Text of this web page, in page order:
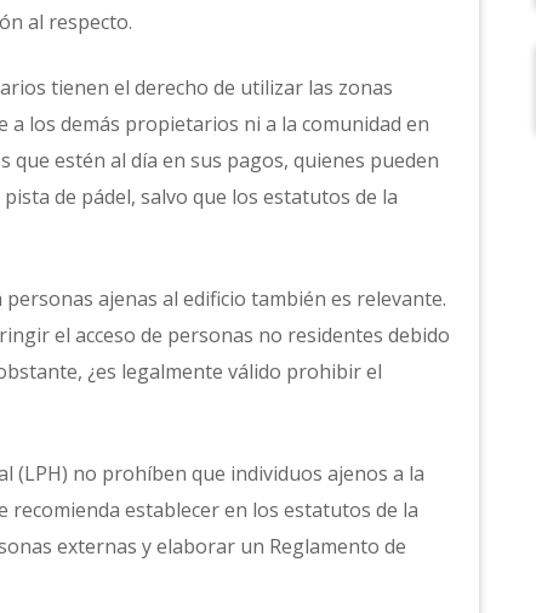
al respecto.
tienen el derecho de utilizar las zonas
los demás propietarios ni a la comunidad en
estén al día en sus pagos, quienes pueden
de pádel, salvo que los estatutos de la
ajenas al edificio también es relevante.
el acceso de personas no residentes debido
¿es legalmente válido prohibir el
(LPH) no prohíben que individuos ajenos a la
recomienda establecer en los estatutos de la
externas y elaborar un Reglamento de